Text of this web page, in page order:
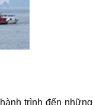
trình đến những